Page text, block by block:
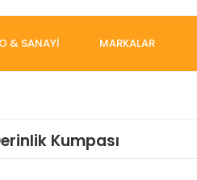
& SANAYİ MARKALAR
Kumpası